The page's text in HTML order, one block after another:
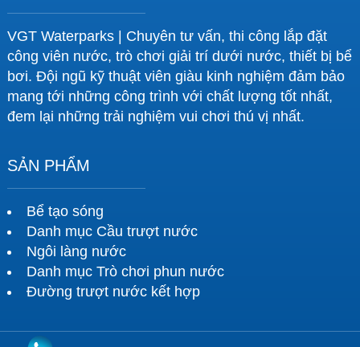
VGT Waterparks | Chuyên tư vấn, thi công lắp đặt
công viên nước, trò chơi giải trí dưới nước, thiết bị bể
bơi. Đội ngũ kỹ thuật viên giàu kinh nghiệm đảm bảo
mang tới những công trình với chất lượng tốt nhất,
đem lại những trải nghiệm vui chơi thú vị nhất.
SẢN PHẨM
Bể tạo sóng
Danh mục Cầu trượt nước
Ngôi làng nước
Danh mục Trò chơi phun nước
Đường trượt nước kết hợp